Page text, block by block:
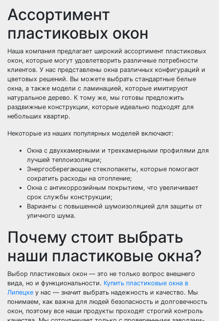
Ассортимент
пластиковых окон
Наша компания предлагает широкий ассортимент пластиковых
окон, которые могут удовлетворить различные потребности
клиентов. У нас представлены окна различных конфигураций и
цветовых решений. Вы можете выбрать стандартные белые
окна, а также модели с ламинацией, которые имитируют
натуральное дерево. К тому же, мы готовы предложить
раздвижные конструкции, которые идеально подходят для
небольших квартир.
Некоторые из наших популярных моделей включают:
Окна с двухкамерными и трехкамерными профилями для
лучшей теплоизоляции;
Энергосберегающие стеклопакеты, которые помогают
сократить расходы на отопление;
Окна с антикоррозийным покрытием, что увеличивает
срок службы конструкции;
Варианты с повышенной шумоизоляцией для защиты от
уличного шума.
Почему стоит выбрать
наши пластиковые окна?
Выбор пластиковых окон — это не только вопрос внешнего
вида, но и функциональности. Купить пластиковые окна в
Липецке у нас — значит выбрать надежность и качество. Мы
понимаем, как важна для людей безопасность и долговечность
окон, поэтому все наши продукты проходят строгий контроль